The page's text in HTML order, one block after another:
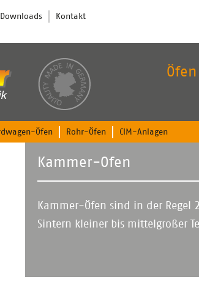
Downloads Kontakt
Öfen Rohr-Öfen CIM-Anlagen
Kammer-Ofen
Kammer-Öfen sind in der
Sintern kleiner bis mittelgroßer